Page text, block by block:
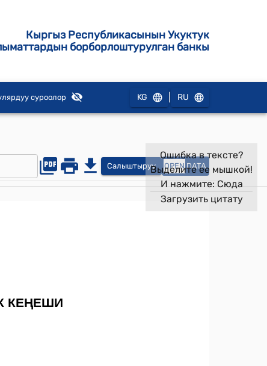
Кыргыз Республикасынын Укуктук
борборлоштурулган банкы
суроолор KG RU
Салыштыруу OPEN DATA
Ошибка в тексте?
Выделите ее мышкой!
И нажмите: Сюда
Загрузить цитату